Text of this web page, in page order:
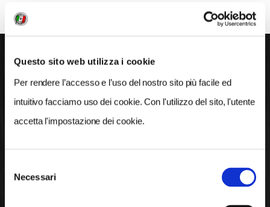
Questo sito web utilizza i cookie
Per rendere l’accesso e l’uso del nostro sito più facile ed
intuitivo facciamo uso dei cookie. Con l'utilizzo del sito, l'utente
accetta l'impostazione dei cookie.
delNecessari
Scopri il territorio di
BENEVENTO